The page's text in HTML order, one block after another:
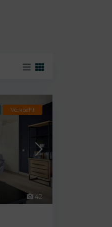
42
Verkocht